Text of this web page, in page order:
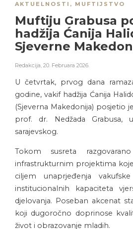
AKTUELNOSTI , MUFTIJSTVO
Muftiju Grabusa
hadžija Ćanija
Sjeverne
Redakcija, 20. Februara 2026.
U četvrtak, prvog dana
godine, vakif hadžija Ćanija
(Sjeverna Makedonija) posjetio
prof. dr. Nedžada Grabusa,
sarajevskog.
Tokom susreta
infrastrukturnim projektima
ciljem unaprjeđenja
institucionalnih kapaciteta
djelovanja. Poseban akcenat
koji dugoročno doprinose
život i obrazovanje mladih.